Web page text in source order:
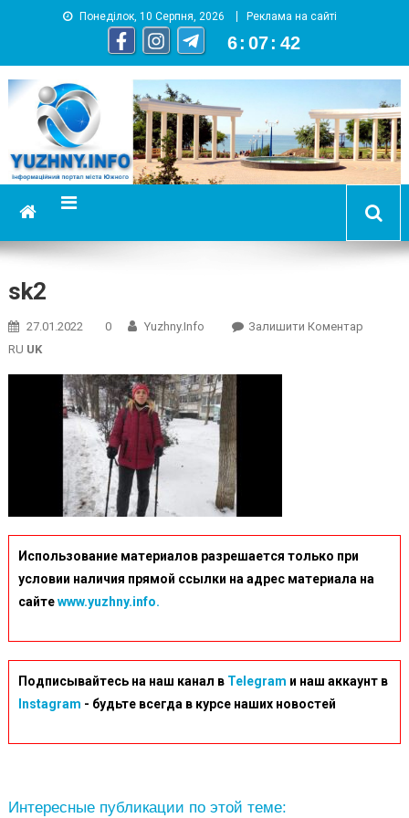
Понеділок, 10 Серпня, 2026 Реклама на сайті
6 : 07 : 42
YUZHNY.INFO
информационный портал города Южный
sk2
27.01.2022 0 Yuzhny.info Залишити КоментарOn
RU UK
Использование материалов разрешается только при
условии наличия прямой ссылки на адрес материала на
сайтеwww.yuzhny.info.
Подписывайтесь на наш канал в Telegram и наш аккаунт в
Instagram - будьте всегда в курсе наших новостей
Интересные публикации по этой теме: